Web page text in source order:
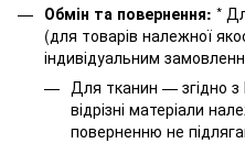
Обмін та повернення: *
(для товарів належної
індивідуальним
Для тканин — згідно
відрізні матеріали
поверненню не